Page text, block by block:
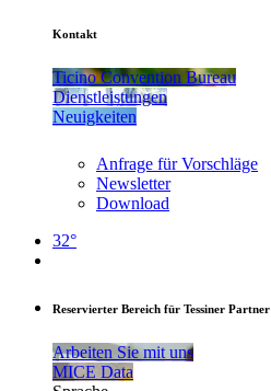
Kontakt
Ticino Convention Bureau
Dienstleistungen
Neuigkeiten
Anfrage für Vorschläge
Newsletter
Download
32°
Reservierter Bereich für Tessiner Partner
Arbeiten Sie mit uns
MICE Data